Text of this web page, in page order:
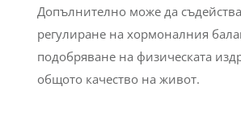
Допълнително може да
регулиране на хормоналния
подобряване на физическата
общото качество на живот.